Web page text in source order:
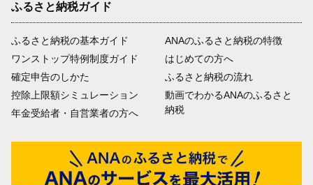
ふるさと納税ガイド
ふるさと納税の基本ガイド
ワンストップ特例制度ガイド
確定申告のしかた
控除上限額シミュレーション
年金受給者・自営業者の方へ
ANAのふるさと納税の特徴
はじめての方へ
ふるさと納税の流れ
動画でわかるANAのふるさと
納税